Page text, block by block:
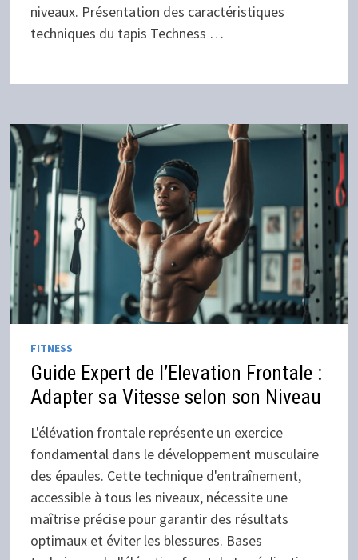
niveaux. Présentation des caractéristiques
techniques du tapis Techness …
FITNESS
Guide Expert de l’Elevation Frontale :
Adapter sa Vitesse selon son Niveau
L'élévation frontale représente un exercice
fondamental dans le développement musculaire
des épaules. Cette technique d'entraînement,
accessible à tous les niveaux, nécessite une
maîtrise précise pour garantir des résultats
optimaux et éviter les blessures. Bases